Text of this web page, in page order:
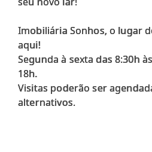
Imobiliária Sonhos, o lugar
aqui!
Segunda à sexta das 8:30h
18h.
Visitas poderão ser
alternativos.